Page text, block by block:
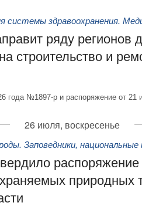
системы здравоохранения.
ряду регионов
строительство и
года №1897-р и распоряжение от
26 июля, воскресенье
Заповедники, национальные
природных